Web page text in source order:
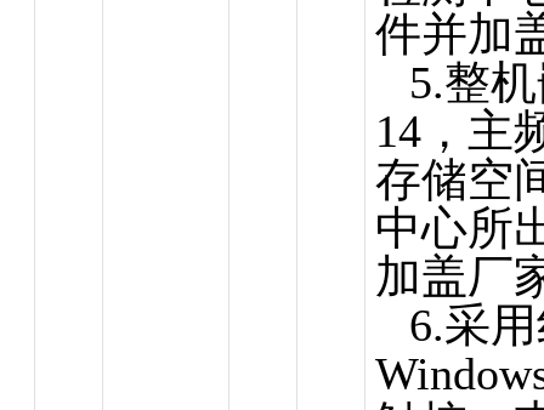
件并加
5.整
14，主
存储空
中心所
加盖厂
6.采